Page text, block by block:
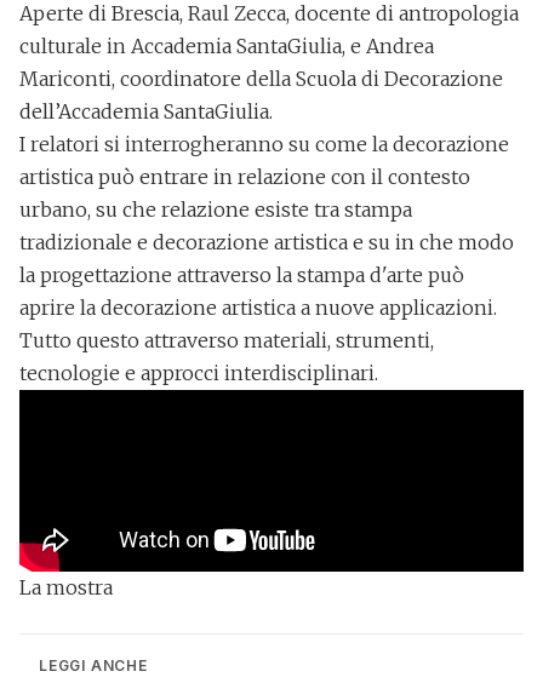
Aperte di Brescia, Raul Zecca, docente di antropologia
culturale in Accademia SantaGiulia, e Andrea
Mariconti, coordinatore della Scuola di Decorazione
dell’Accademia SantaGiulia.
I relatori si interrogheranno su come la decorazione
artistica può entrare in relazione con il contesto
urbano, su che relazione esiste tra stampa
tradizionale e decorazione artistica e su in che modo
la progettazione attraverso la stampa d'arte può
aprire la decorazione artistica a nuove applicazioni.
Tutto questo attraverso materiali, strumenti,
tecnologie e approcci interdisciplinari.
La mostra
LEGGI ANCHE